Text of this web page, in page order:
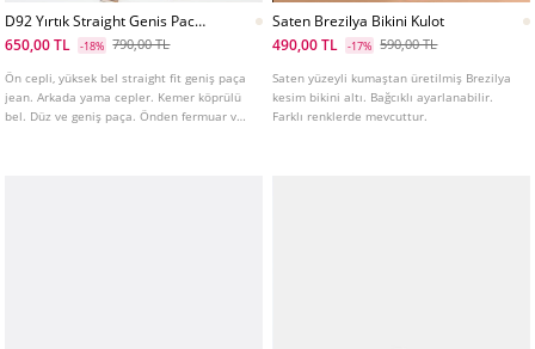
D92 Yırtık Straight Genis Paca
Jean
650,00 TL -18% 790,00 TL
Ön cepli, yüksek bel straight fit geniş paça
jean. Arkada yama cepler. Kemer köprülü
bel. Düz ve geniş paça. Önden fermuar ve
Saten Brezilya Bikini Kulot
490,00 TL
-17% 590,00 TL
Saten yüzeyli kumaştan üretilmiş Brezilya
kesim bikini altı. Bağcıklı ayarlanabilir.
Farklı renklerde mevcuttur.